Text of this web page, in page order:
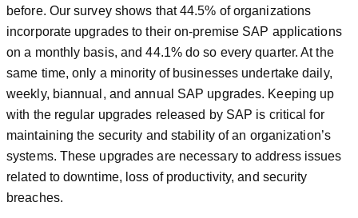
before. Our survey shows that 44.5% of organizations
incorporate upgrades to their on-premise SAP applications
on a monthly basis, and 44.1% do so every quarter. At the
same time, only a minority of businesses undertake daily,
weekly, biannual, and annual SAP upgrades. Keeping up
with the regular upgrades released by SAP is critical for
maintaining the security and stability of an organization’s
systems. These upgrades are necessary to address issues
related to downtime, loss of productivity, and security
breaches.